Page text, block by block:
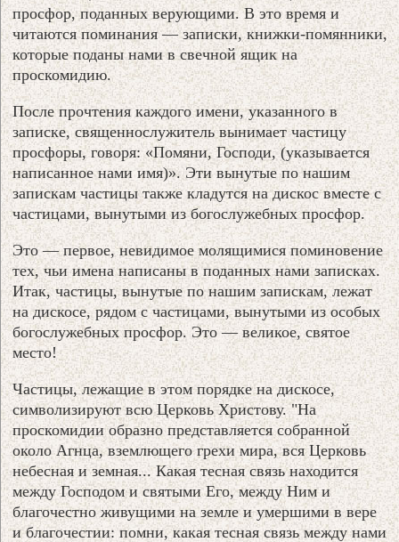
просфор, поданных верующими. В это время и
читаются поминания — записки, книжки-помянники,
которые поданы нами в свечной ящик на
проскомидию.
После прочтения каждого имени, указанного в
записке, священнослужитель вынимает частицу
просфоры, говоря: «Помяни, Господи, (указывается
написанное нами имя)». Эти вынутые по нашим
запискам частицы также кладутся на дискос вместе с
частицами, вынутыми из богослужебных просфор.
Это — первое, невидимое молящимися поминовение
тех, чьи имена написаны в поданных нами записках.
Итак, частицы, вынутые по нашим запискам, лежат
на дискосе, рядом с частицами, вынутыми из особых
богослужебных просфор. Это — великое, святое
место!
Частицы, лежащие в этом порядке на дискосе,
символизируют всю Церковь Христову. "На
проскомидии образно представляется собранной
около Агнца, вземлющего грехи мира, вся Церковь
небесная и земная... Какая тесная связь находится
между Господом и святыми Его, между Ним и
благочестно живущими на земле и умершими в вере
и благочестии: помни, какая тесная связь между нами